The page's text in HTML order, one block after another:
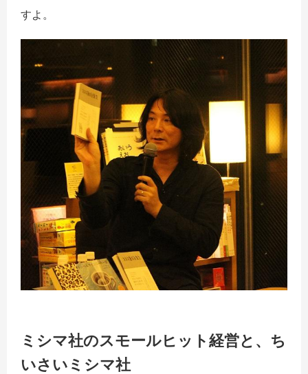
すよ。
ミシマ社のスモールヒット経営と、ち
いさいミシマ社